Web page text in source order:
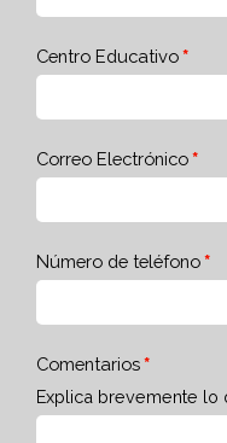
Centro Educativo
Correo Electrónico
Número de teléfono
Comentarios
Explica brevemente lo